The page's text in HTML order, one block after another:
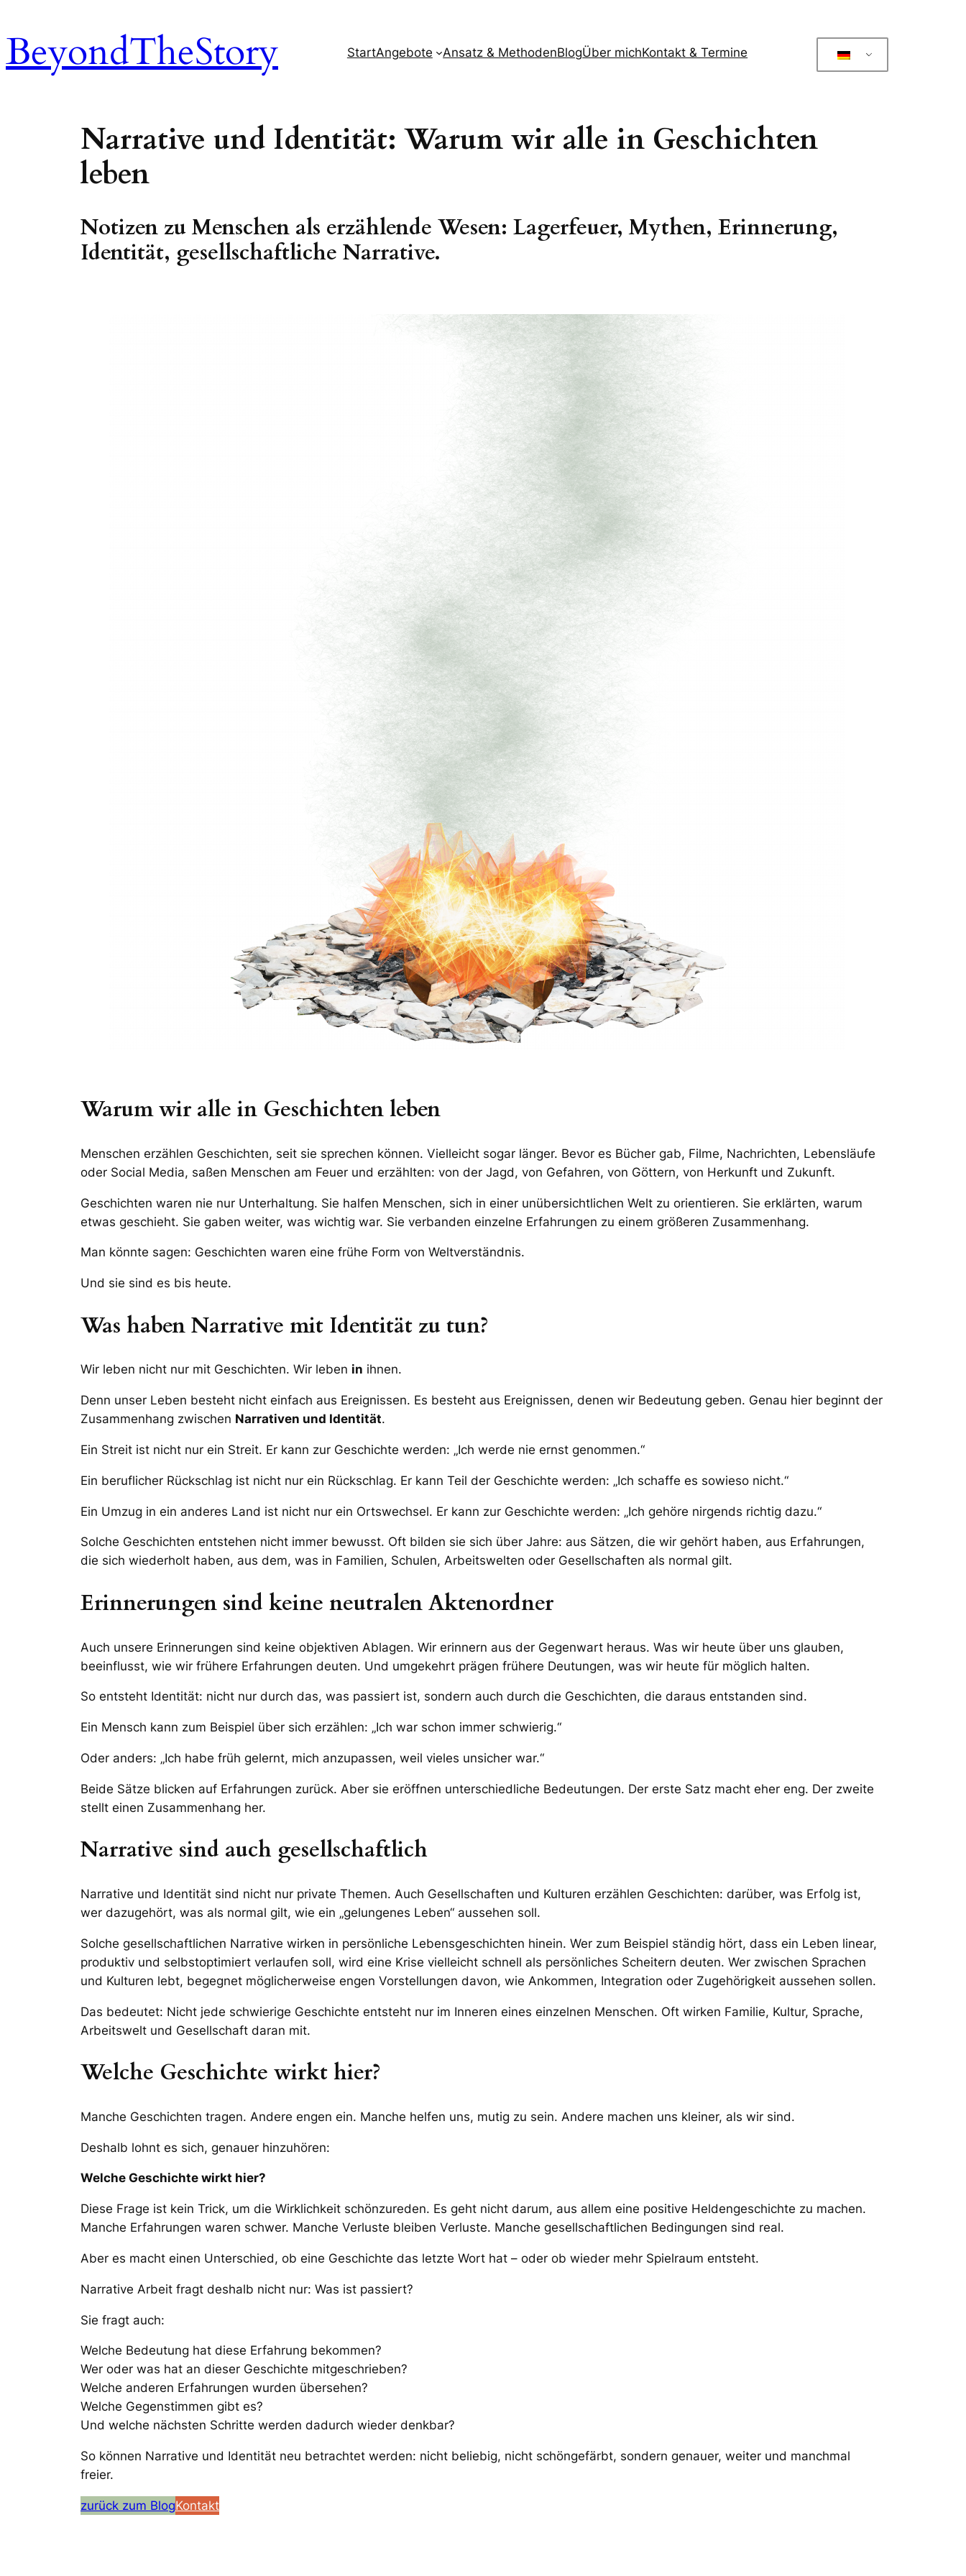
springen
BeyondTheStory StartAngebote Ansatz & MethodenBlogÜber michKontakt & Termine
Narrative und Identität: Warum wir alle in Geschichten
leben
Notizen zu Menschen als erzählende Wesen: Lagerfeuer, Mythen, Erinnerung,
Identität, gesellschaftliche Narrative.
Warum wir alle in Geschichten leben
Menschen erzählen Geschichten, seit sie sprechen können. Vielleicht sogar länger. Bevor es Bücher gab, Filme, Nachrichten, Lebensläufe
oder Social Media, saßen Menschen am Feuer und erzählten: von der Jagd, von Gefahren, von Göttern, von Herkunft und Zukunft.
Geschichten waren nie nur Unterhaltung. Sie halfen Menschen, sich in einer unübersichtlichen Welt zu orientieren. Sie erklärten, warum
etwas geschieht. Sie gaben weiter, was wichtig war. Sie verbanden einzelne Erfahrungen zu einem größeren Zusammenhang.
Man könnte sagen: Geschichten waren eine frühe Form von Weltverständnis.
Und sie sind es bis heute.
Was haben Narrative mit Identität zu tun?
Wir leben nicht nur mit Geschichten. Wir leben in ihnen.
Denn unser Leben besteht nicht einfach aus Ereignissen. Es besteht aus Ereignissen, denen wir Bedeutung geben. Genau hier beginnt der
Zusammenhang zwischen Narrativen und Identität.
Ein Streit ist nicht nur ein Streit. Er kann zur Geschichte werden: „Ich werde nie ernst genommen.“
Ein beruflicher Rückschlag ist nicht nur ein Rückschlag. Er kann Teil der Geschichte werden: „Ich schaffe es sowieso nicht.“
Ein Umzug in ein anderes Land ist nicht nur ein Ortswechsel. Er kann zur Geschichte werden: „Ich gehöre nirgends richtig dazu.“
Solche Geschichten entstehen nicht immer bewusst. Oft bilden sie sich über Jahre: aus Sätzen, die wir gehört haben, aus Erfahrungen,
die sich wiederholt haben, aus dem, was in Familien, Schulen, Arbeitswelten oder Gesellschaften als normal gilt.
Erinnerungen sind keine neutralen Aktenordner
Auch unsere Erinnerungen sind keine objektiven Ablagen. Wir erinnern aus der Gegenwart heraus. Was wir heute über uns glauben,
beeinflusst, wie wir frühere Erfahrungen deuten. Und umgekehrt prägen frühere Deutungen, was wir heute für möglich halten.
So entsteht Identität: nicht nur durch das, was passiert ist, sondern auch durch die Geschichten, die daraus entstanden sind.
Ein Mensch kann zum Beispiel über sich erzählen: „Ich war schon immer schwierig.“
Oder anders: „Ich habe früh gelernt, mich anzupassen, weil vieles unsicher war.“
Beide Sätze blicken auf Erfahrungen zurück. Aber sie eröffnen unterschiedliche Bedeutungen. Der erste Satz macht eher eng. Der zweite
stellt einen Zusammenhang her.
Narrative sind auch gesellschaftlich
Narrative und Identität sind nicht nur private Themen. Auch Gesellschaften und Kulturen erzählen Geschichten: darüber, was Erfolg ist,
wer dazugehört, was als normal gilt, wie ein „gelungenes Leben“ aussehen soll.
Solche gesellschaftlichen Narrative wirken in persönliche Lebensgeschichten hinein. Wer zum Beispiel ständig hört, dass ein Leben linear,
produktiv und selbstoptimiert verlaufen soll, wird eine Krise vielleicht schnell als persönliches Scheitern deuten. Wer zwischen Sprachen
und Kulturen lebt, begegnet möglicherweise engen Vorstellungen davon, wie Ankommen, Integration oder Zugehörigkeit aussehen sollen.
Das bedeutet: Nicht jede schwierige Geschichte entsteht nur im Inneren eines einzelnen Menschen. Oft wirken Familie, Kultur, Sprache,
Arbeitswelt und Gesellschaft daran mit.
Welche Geschichte wirkt hier?
Manche Geschichten tragen. Andere engen ein. Manche helfen uns, mutig zu sein. Andere machen uns kleiner, als wir sind.
Deshalb lohnt es sich, genauer hinzuhören:
Welche Geschichte wirkt hier?
Diese Frage ist kein Trick, um die Wirklichkeit schönzureden. Es geht nicht darum, aus allem eine positive Heldengeschichte zu machen.
Manche Erfahrungen waren schwer. Manche Verluste bleiben Verluste. Manche gesellschaftlichen Bedingungen sind real.
Aber es macht einen Unterschied, ob eine Geschichte das letzte Wort hat – oder ob wieder mehr Spielraum entsteht.
Narrative Arbeit fragt deshalb nicht nur: Was ist passiert?
Sie fragt auch:
Welche Bedeutung hat diese Erfahrung bekommen?
Wer oder was hat an dieser Geschichte mitgeschrieben?
Welche anderen Erfahrungen wurden übersehen?
Welche Gegenstimmen gibt es?
Und welche nächsten Schritte werden dadurch wieder denkbar?
So können Narrative und Identität neu betrachtet werden: nicht beliebig, nicht schöngefärbt, sondern genauer, weiter und manchmal
freier.
zurück zum BlogKontakt